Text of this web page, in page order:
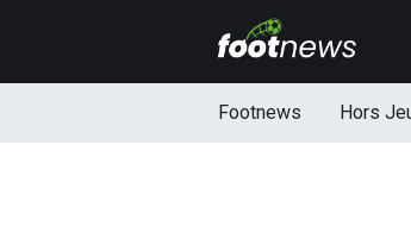
Footnews Hors